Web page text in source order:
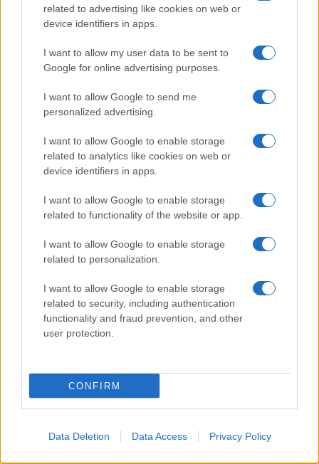
related to advertising like cookies on web or
device identifiers in apps.
I want to allow my user data to be sent to
Google for online advertising purposes.
I want to allow Google to send me
personalized advertising.
I want to allow Google to enable storage
related to analytics like cookies on web or
device identifiers in apps.
I want to allow Google to enable storage
related to functionality of the website or app.
I want to allow Google to enable storage
related to personalization.
I want to allow Google to enable storage
related to security, including authentication
functionality and fraud prevention, and other
user protection.
CONFIRM
Data Deletion Data Access Privacy Policy
elemző műsor a baloldal hazugságairól Görbe tükör a baloldalról
Számok és tények
elemző műsor a baloldal hazugságairól
talk-show
Hópelyhek olvadása
Esti hírshow
Az ügy
Pesti riporter
Közéleti esti műsor